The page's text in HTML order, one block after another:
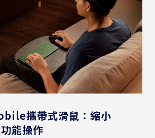
攜帶式滑鼠：縮小
能操作